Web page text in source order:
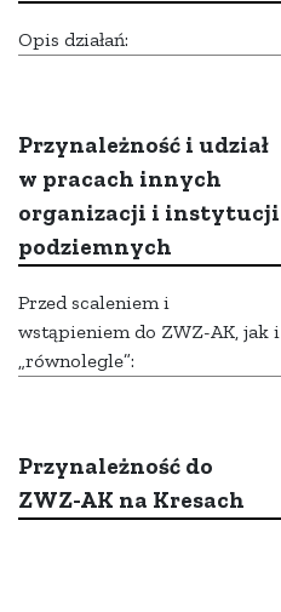
Opis działań:
Przynależność i udział
w pracach innych
organizacji i instytucji
podziemnych
Przed scaleniem i
wstąpieniem do ZWZ-AK, jak i
„równolegle”:
Przynależność do
ZWZ-AK na Kresach